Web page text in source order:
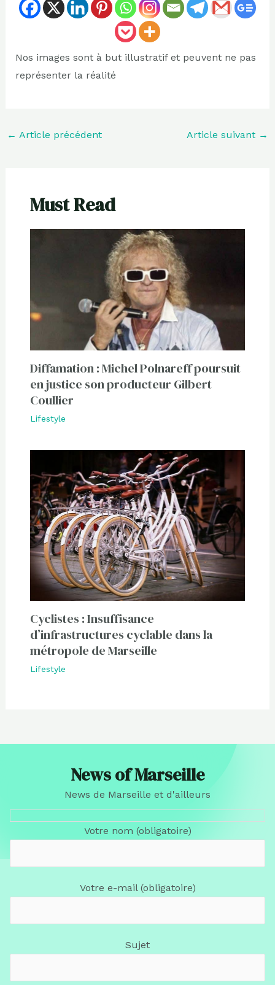
Nos images sont à but illustratif et peuvent ne pas
représenter la réalité
← Article précédent Article suivant →
Must Read
Diffamation : Michel Polnareff poursuit
en justice son producteur Gilbert
Coullier
Lifestyle
Cyclistes : Insuffisance
d’infrastructures cyclable dans la
métropole de Marseille
Lifestyle
News of Marseille
News de Marseille et d'ailleurs
Votre nom (obligatoire)
Votre e-mail (obligatoire)
Sujet